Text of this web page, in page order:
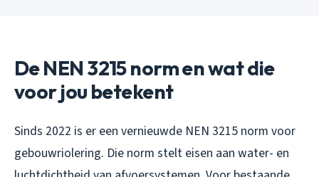
De NEN 3215 norm en wat die
voor jou betekent
Sinds 2022 is er een vernieuwde NEN 3215 norm voor
gebouwriolering. Die norm stelt eisen aan water- en